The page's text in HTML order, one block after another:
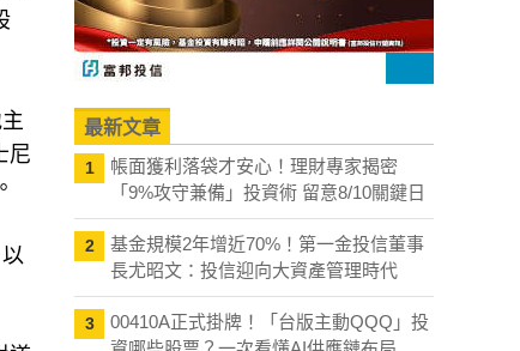
尼
最新文章
1
帳面獲利落袋才安心！理財專家揭密
「9%攻守兼備」投資術 留意8/10關鍵日
2
基金規模2年增近70%！第一金投信董事
長尤昭文：投信迎向大資產管理時代
3
00410A正式掛牌！「台版主動QQQ」投